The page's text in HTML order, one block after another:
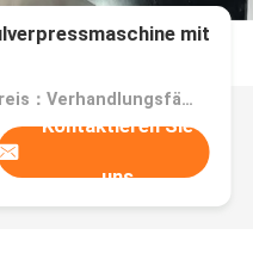
mit
Preis：Verhandlungsfähig
Kontaktieren Sie
uns